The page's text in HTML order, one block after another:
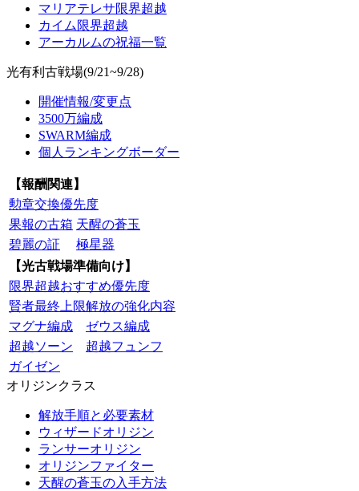
マリアテレサ限界超越
カイム限界超越
アーカルムの祝福一覧
光有利古戦場(9/21~9/28)
開催情報/変更点
3500万編成
SWARM編成
個人ランキングボーダー
【報酬関連】
勲章交換優先度
果報の古箱 天醒の蒼玉
碧麗の証
極星器
【光古戦場準備向け】
限界超越おすすめ優先度
賢者最終上限解放の強化内容
マグナ編成
ゼウス編成
超越ソーン
超越フュンフ
ガイゼン
オリジンクラス
解放手順と必要素材
ウィザードオリジン
ランサーオリジン
オリジンファイター
天醒の蒼玉の入手方法